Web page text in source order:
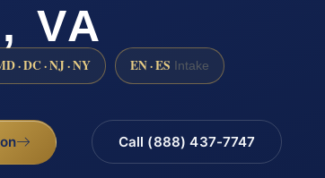
VA
· DC · NJ · NY EN · ES Intake
Call (888) 437-7747